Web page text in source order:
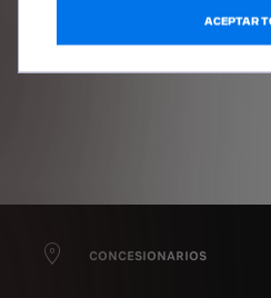
CONCESIONARIOS
ACEPTAR